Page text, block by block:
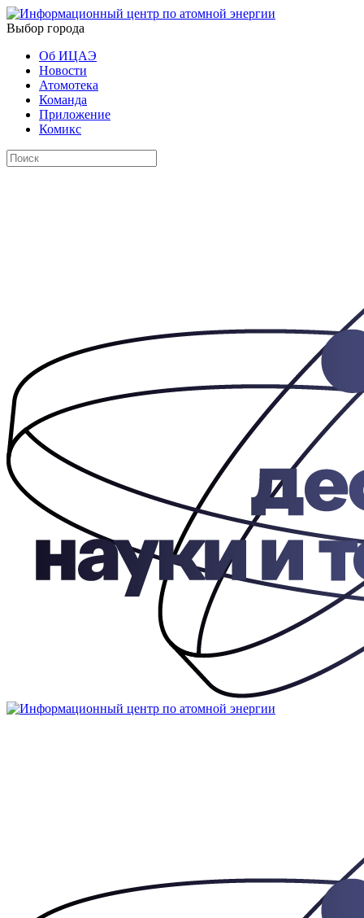
Выбор города
Об ИЦАЭ
Новости
Атомотека
Команда
Приложение
Комикс